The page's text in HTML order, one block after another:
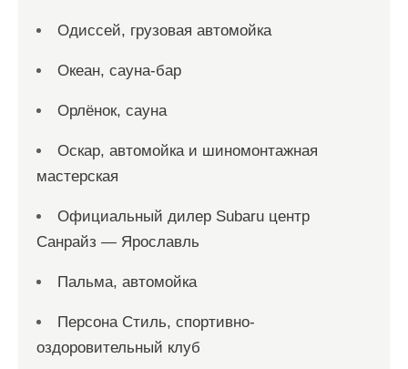
Одиссей, грузовая автомойка
Океан, сауна-бар
Орлёнок, сауна
Оскар, автомойка и шиномонтажная
мастерская
Официальный дилер Subaru центр
Санрайз — Ярославль
Пальма, автомойка
Персона Стиль, спортивно-
оздоровительный клуб